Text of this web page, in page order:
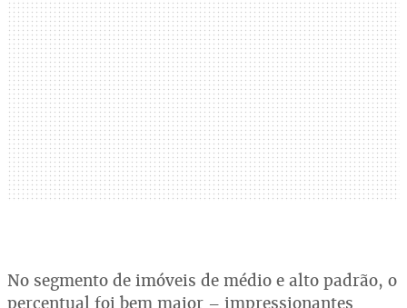
No segmento de imóveis de médio e alto padrão, o
percentual foi bem maior – impressionantes